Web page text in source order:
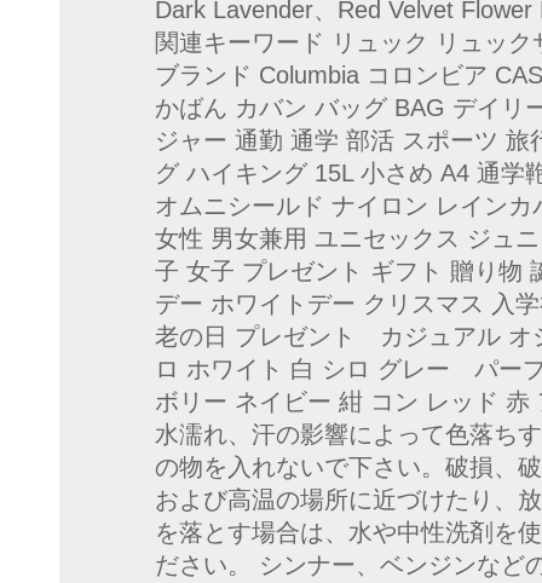
Dark Lavender、Red Velvet
関連キーワード リュック リュッ
ブランド Columbia コロンビア
かばん カバン バッグ BAG デイリ
ジャー 通勤 通学 部活 スポーツ
グ ハイキング 15L 小さめ A4 通学
オムニシールド ナイロン レイン
女性 男女兼用 ユニセックス ジュ
子 女子 プレゼント ギフト 贈り物
デー ホワイトデー クリスマス 入
老の日 プレゼント カジュアル オ
ロ ホワイト 白 シロ グレー パー
ボリー ネイビー 紺 コン レッド
水濡れ、汗の影響によって色落ち
の物を入れないで下さい。破損、
および高温の場所に近づけたり、
を落とす場合は、水や中性洗剤を
ださい。 シンナー、ベンジンなど